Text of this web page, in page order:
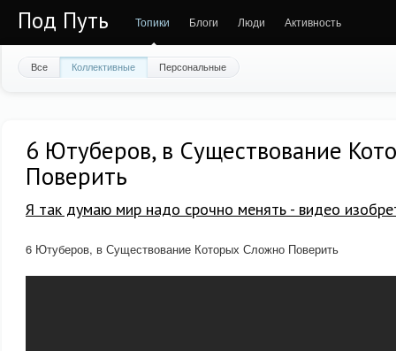
Под Путь Топики Блоги Люди Активность
Все Коллективные Персональные
6 Ютуберов, в Существование
Поверить
Я так думаю мир надо срочно менять - видео
6 Ютуберов, в Существование Которых Сложно Поверить